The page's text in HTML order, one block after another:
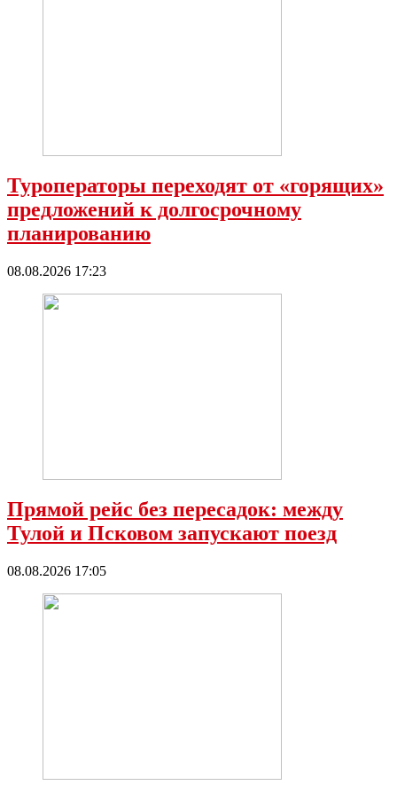
Туроператоры переходят от «горящих»
предложений к долгосрочному
планированию
08.08.2026 17:23
Прямой рейс без пересадок: между
Тулой и Псковом запускают поезд
08.08.2026 17:05